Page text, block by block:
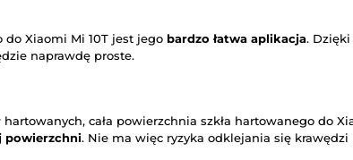
do Xiaomi Mi 10T jest jego bardzo łatwa aplikacja. Dzięki
naprawdę proste.
cała powierzchnia szkła hartowanego do
powierzchni. Nie ma więc ryzyka odklejania się